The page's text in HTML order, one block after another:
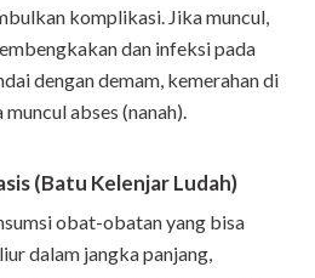
komplikasi. Jika muncul,
dan infeksi pada
dengan demam, kemerahan di
abses (nanah).
(Batu Kelenjar Ludah)
obat-obatan yang bisa
dalam jangka panjang,